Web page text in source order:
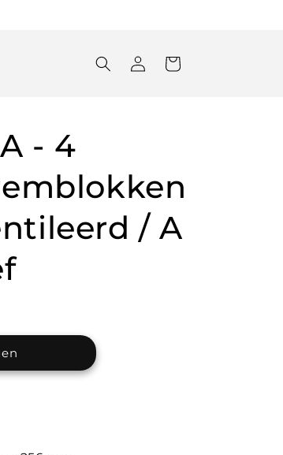
Inloggen
Winkelwagen
- 4
/ A